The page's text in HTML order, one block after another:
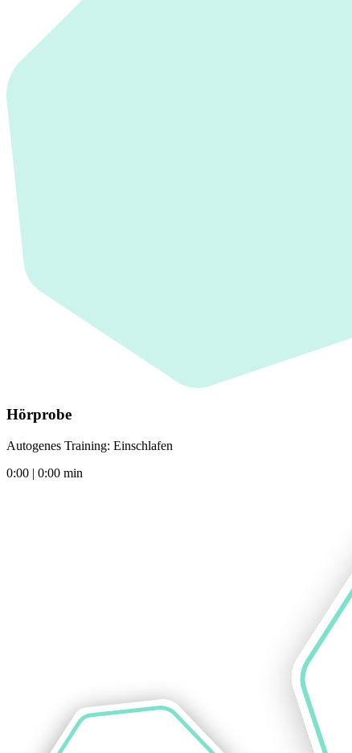
Hörprobe
Autogenes Training: Einschlafen
0:00 | 0:00 min